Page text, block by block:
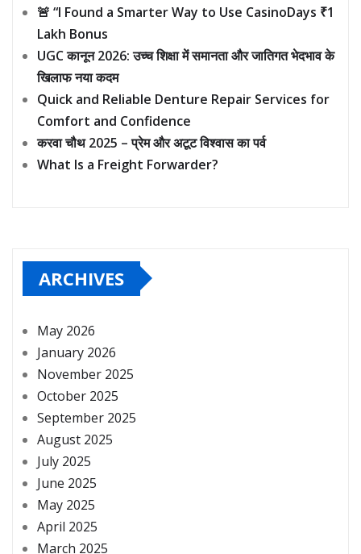
🚨 “I Found a Smarter Way to Use CasinoDays ₹1
Lakh Bonus
UGC कानून 2026: उच्च शिक्षा में समानता और जातिगत भेदभाव के
खिलाफ नया कदम
Quick and Reliable Denture Repair Services for
Comfort and Confidence
करवा चौथ 2025 – प्रेम और अटूट विश्वास का पर्व
What Is a Freight Forwarder?
ARCHIVES
May 2026
January 2026
November 2025
October 2025
September 2025
August 2025
July 2025
June 2025
May 2025
April 2025
March 2025